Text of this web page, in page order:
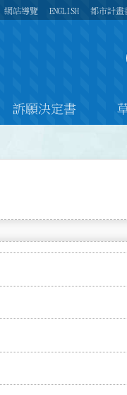
網站導覽 ENGLISH 都市計畫
訴願決定書